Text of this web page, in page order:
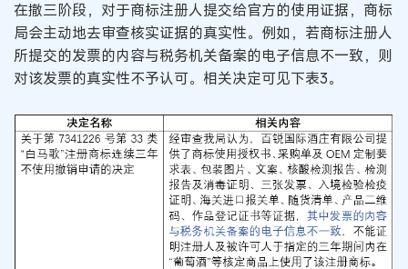
在撤三阶段，对于商标注册人提交给官方的使用证据，商标
局会主动地去审查核实证据的真实性。例如，若商标注册人
所提交的发票的内容与税务机关备案的电子信息不一致，则
对该发票的真实性不予认可。相关决定可见下表3。